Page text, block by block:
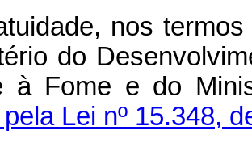
nos
do
à Fome e do
Lei nº 15.348,